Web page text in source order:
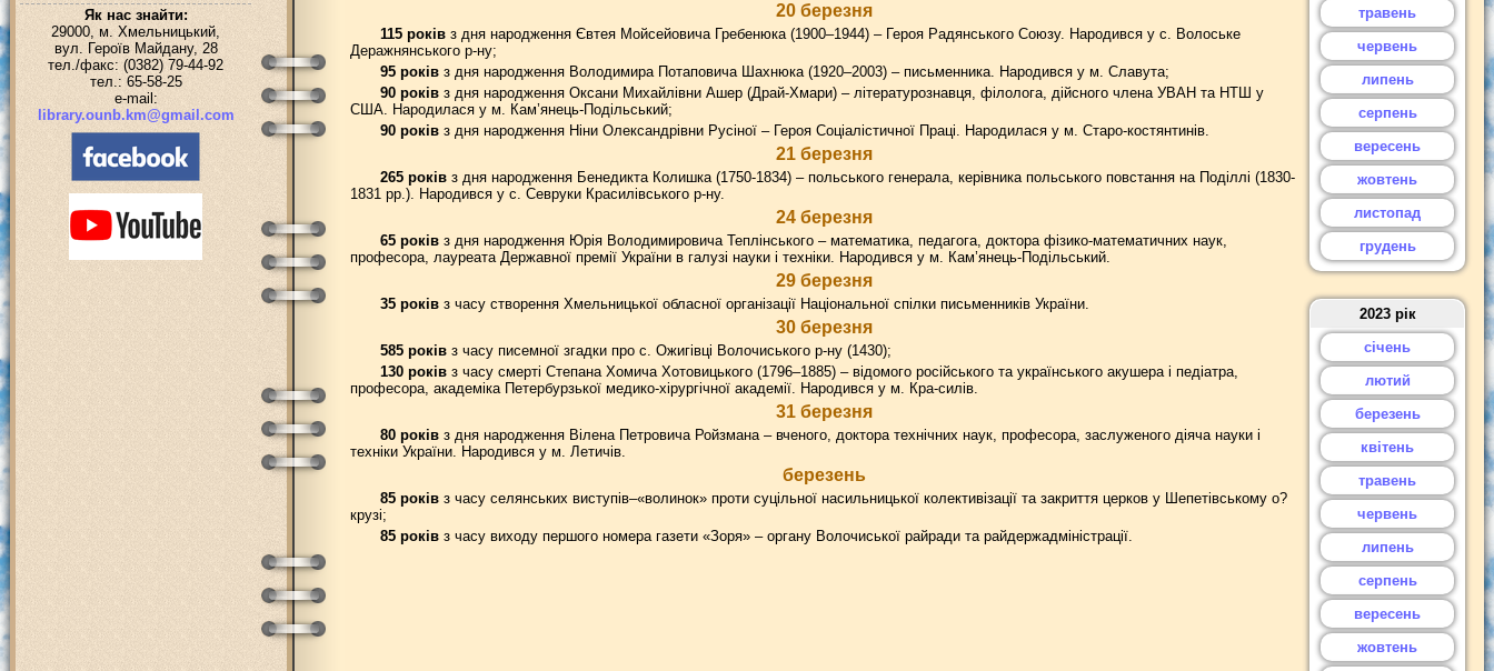
Як нас знайти:
29000, м. Хмельницький,
вул. Героїв Майдану, 28
тел./факс: (0382) 79-44-92
тел.: 65-58-25
e-mail:
library.ounb.km@gmail.com
20 березня
115 роківз дня народження Євтея Мойсейовича Гребенюка (1900–1944) – Героя Радянського Союзу. Народився у с. Волоське
Деражнянського р-ну;
95 роківз дня народження Володимира Потаповича Шахнюка (1920–2003) – письменника. Народився у м. Славута;
90 роківз дня народження Оксани Михайлівни Ашер (Драй-Хмари) – літературознавця, філолога, дійсного члена УВАН та НТШ у
США. Народилася у м. Кам’янець-Подільський;
90 роківз дня народження Ніни Олександрівни Русіної – Героя Соціалістичної Праці. Народилася у м. Старо-костянтинів.
21 березня
265 роківз дня народження Бенедикта Колишка (1750-1834) – польського генерала, керівника польського повстання на Поділлі (1830-
1831 рр.). Народився у с. Севруки Красилівського р-ну.
24 березня
65 роківз дня народження Юрія Володимировича Теплінського – математика, педагога, доктора фізико-математичних наук,
професора, лауреата Державної премії України в галузі науки і техніки. Народився у м. Кам’янець-Подільський.
29 березня
35 роківз часу створення Хмельницької обласної організації Національної спілки письменників України.
30 березня
585 роківз часу писемної згадки про с. Ожигівці Волочиського р-ну (1430);
130 роківз часу смерті Степана Хомича Хотовицького (1796–1885) – відомого російського та українського акушера і педіатра,
професора, академіка Петербурзької медико-хірургічної академії. Народився у м. Кра-силів.
31 березня
80 роківз дня народження Вілена Петровича Ройзмана – вченого, доктора технічних наук, професора, заслуженого діяча науки і
техніки України. Народився у м. Летичів.
березень
85 роківз часу селянських виступів–«волинок» проти суцільної насильницької колективізації та закриття церков у Шепетівському о?
крузі;
85 роківз часу виходу першого номера газети «Зоря» – органу Волочиської райради та райдержадміністрації.
травень
червень
липень
серпень
вересень
жовтень
листопад
грудень
2023 рік
січень
лютий
березень
квітень
травень
червень
липень
серпень
вересень
жовтень